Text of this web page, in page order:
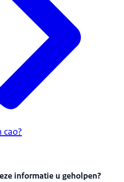
cao?
informatie u geholpen?